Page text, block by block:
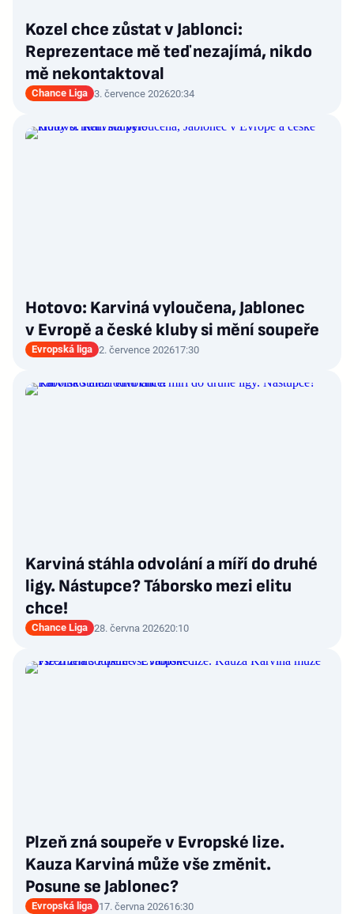
Kozel chce zůstat v Jablonci:
Reprezentace mě teď nezajímá, nikdo
mě nekontaktoval
Chance Liga 3. července 202620:34
Hotovo: Karviná vyloučena, Jablonec
v Evropě a české kluby si mění soupeře
Evropská liga 2. července 202617:30
Karviná stáhla odvolání a míří do druhé
ligy. Nástupce? Táborsko mezi elitu
chce!
Chance Liga 28. června 202620:10
Plzeň zná soupeře v Evropské lize.
Kauza Karviná může vše změnit.
Posune se Jablonec?
Evropská liga 17. června 202616:30